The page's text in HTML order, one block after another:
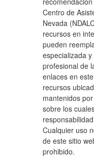
Centro de
Nevada
recursos en
pueden
especializada
profesional de
enlaces en
recursos
mantenidos
sobre los
Cualquier uso
de este sitio
prohibido.